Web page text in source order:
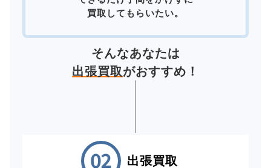
買取してもらいたい。
そんなあなたは
出張買取がおすすめ！
出張買取